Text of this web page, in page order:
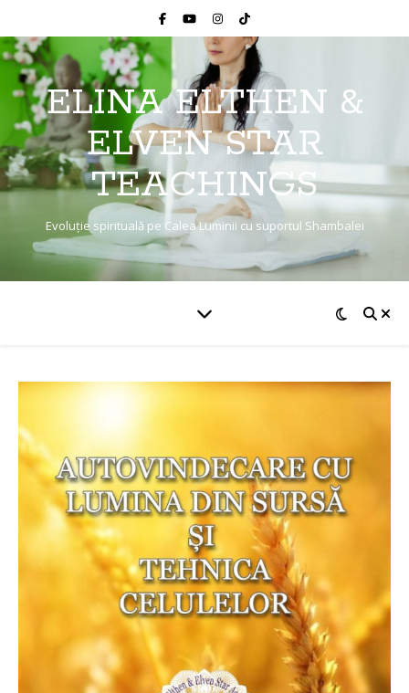
ELINA ELTHEN &
ELVEN STAR
TEACHINGS
Evoluție spirituală pe Calea Luminii cu suportul Shambalei